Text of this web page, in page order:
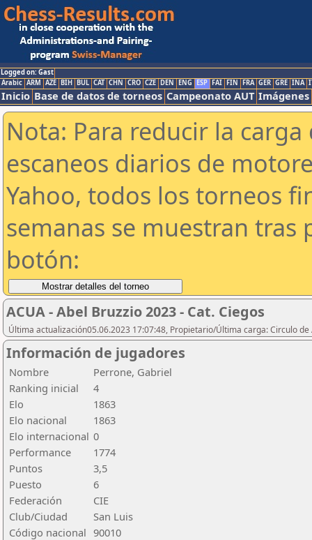
Logged on: Gast
Arabic ARM AZE BIH BUL CAT CHN CRO CZE DEN ENG ESP FAI FIN FRA GER GRE INA
Inicio Base de datos de torneos Campeonato AUT Imágenes
Nota: Para reducir la
escaneos diarios de
Yahoo, todos los torneos
semanas se muestran tras
botón:
ACUA - Abel Bruzzio 2023 - Cat. Ciegos
Última actualización05.06.2023 17:07:48, Propietario/Última carga: Circulo
Información de jugadores
Nombre
Perrone, Gabriel
Ranking inicial
4
Elo
1863
Elo nacional
1863
Elo internacional 0
Performance
1774
Puntos
3,5
Puesto
6
Federación
CIE
Club/Ciudad
San Luis
Código nacional 90010